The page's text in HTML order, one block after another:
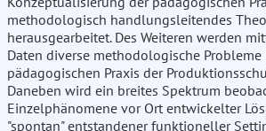
methodologisch handlungsleitendes
herausgearbeitet. Des Weiteren werden
Daten diverse methodologische Probleme
pädagogischen Praxis der
Daneben wird ein breites Spektrum
Einzelphänomene vor Ort entwickelter
"spontan" entstandener funktioneller